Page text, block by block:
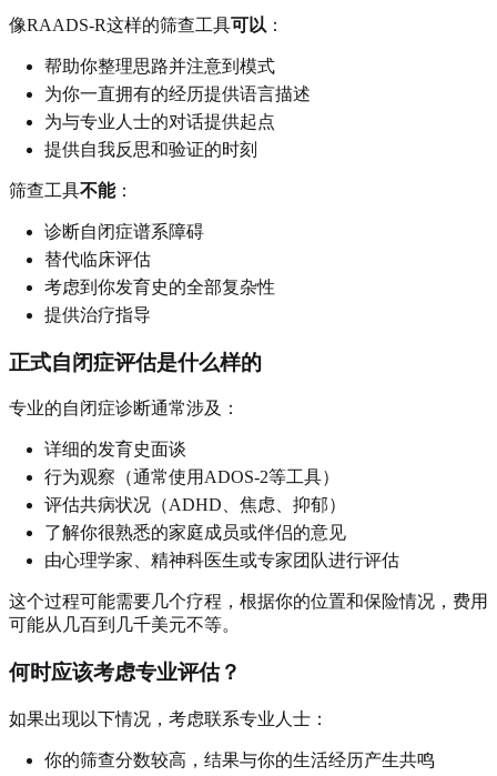
像RAADS-R这样的筛查工具可以 ：
帮助你整理思路并注意到模式
为你一直拥有的经历提供语言描述
为与专业人士的对话提供起点
提供自我反思和验证的时刻
筛查工具不能：
诊断自闭症谱系障碍
替代临床评估
考虑到你发育史的全部复杂性
提供治疗指导
正式自闭症评估是什么样的
专业的自闭症诊断通常涉及：
详细的发育史面谈
行为观察（通常使用ADOS-2等工具）
评估共病状况（ADHD、焦虑、抑郁）
了解你很熟悉的家庭成员或伴侣的意见
由心理学家、精神科医生或专家团队进行评估
这个过程可能需要几个疗程，根据你的位置和保险情况，费用
可能从几百到几千美元不等。
何时应该考虑专业评估？
如果出现以下情况，考虑联系专业人士：
你的筛查分数较高，结果与你的生活经历产生共鸣